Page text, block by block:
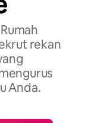
rekan
Anda.